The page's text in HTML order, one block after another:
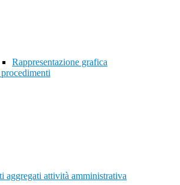
Rappresentazione grafica
aggregati attività amministrativa